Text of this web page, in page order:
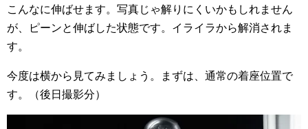
こんなに伸ばせます。写真じゃ解りにくいかもしれません
が、ピーンと伸ばした状態です。イライラから解消されま
す。
今度は横から見てみましょう。まずは、通常の着座位置で
す。（後日撮影分）